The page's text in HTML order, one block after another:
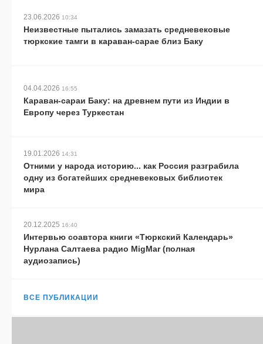
23.06.2026 10:34
Неизвестные пытались замазать средневековые
тюркские тамги в караван-сарае близ Баку
04.04.2026 16:55
Караван-сараи Баку: на древнем пути из Индии в
Европу через Туркестан
19.01.2026 14:31
Отними у народа историю... как Россия разграбила
одну из богатейших средневековых библиотек
мира
20.12.2025 16:40
Интервью соавтора книги «Тюркский Календарь»
Нурлана Салтаева радио MigMar (полная
аудиозапись)
ВСЕ ПУБЛИКАЦИИ